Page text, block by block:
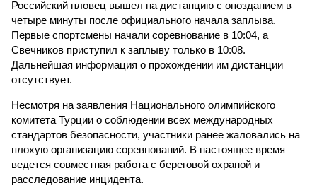
Российский пловец вышел на дистанцию с опозданием в
четыре минуты после официального начала заплыва.
Первые спортсмены начали соревнование в 10:04, а
Свечников приступил к заплыву только в 10:08.
Дальнейшая информация о прохождении им дистанции
отсутствует.
Несмотря на заявления Национального олимпийского
комитета Турции о соблюдении всех международных
стандартов безопасности, участники ранее жаловались на
плохую организацию соревнований. В настоящее время
ведется совместная работа с береговой охраной и
расследование инцидента.